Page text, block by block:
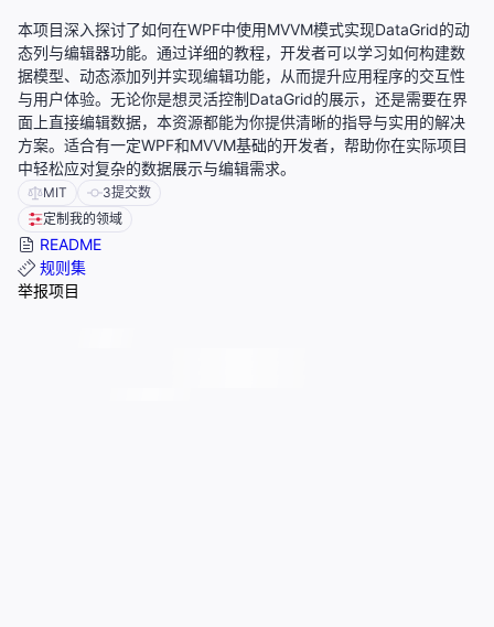
本项目深入探讨了如何在WPF中使用MVVM模式实现DataGrid的动
态列与编辑器功能。通过详细的教程，开发者可以学习如何构建数
据模型、动态添加列并实现编辑功能，从而提升应用程序的交互性
与用户体验。无论你是想灵活控制DataGrid的展示，还是需要在界
面上直接编辑数据，本资源都能为你提供清晰的指导与实用的解决
方案。适合有一定WPF和MVVM基础的开发者，帮助你在实际项目
中轻松应对复杂的数据展示与编辑需求。
MIT 3提交数
定制我的领域
README
规则集
举报项目